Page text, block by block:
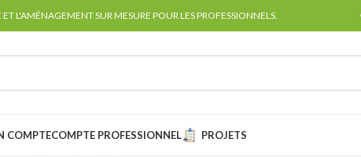
L'AMÉNAGEMENT SUR MESURE POUR LES PROFESSIONNELS.
COMPTECOMPTE PROFESSIONNEL PROJETS